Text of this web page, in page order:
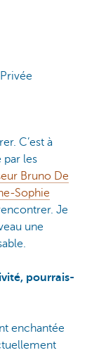
C’est à
les
Bruno De
Sophie
Je
une
pourrais-
enchantée